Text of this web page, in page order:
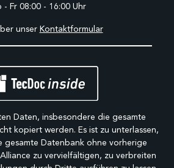
- Fr 08:00 - 16:00 Uhr
unser Kontaktformular
Daten, insbesondere die gesamte
kopiert werden. Es ist zu unterlassen,
gesamte Datenbank ohne vorherige
zu vervielfältigen, zu verbreiten